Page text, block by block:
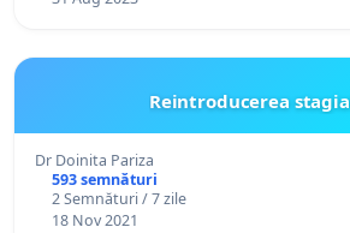
Reintroducerea
Dr Doinita Pariza
593 semnături
2 Semnături / 7 zile
18 Nov 2021